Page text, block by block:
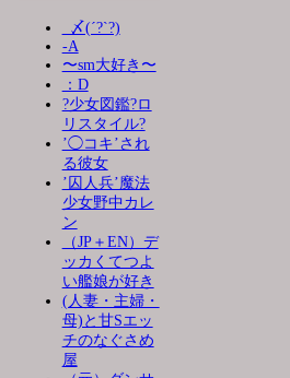
_〆(´?`?)
-A
〜sm大好き〜
：D
?少女図鑑?ロ
リスタイル?
’◯コキ’され
る彼女
’囚人兵’魔法
少女野中カレ
ン
（JP＋EN）デ
ッカくてつよ
い艦娘が好き
(人妻・主婦・
母)と甘Sエッ
チのなぐさめ
屋